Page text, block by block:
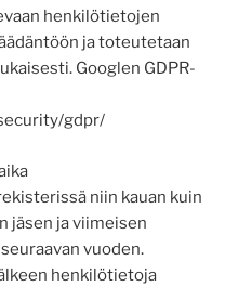
henkilötietojen
ja toteutetaan
Googlen GDPR-
gdpr/
niin kauan kuin
jäsen ja viimeisen
vuoden.
henkilötietoja